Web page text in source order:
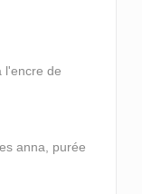
l'encre de
anna, purée